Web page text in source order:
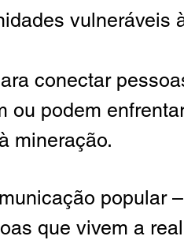
vulneráveis
conectar
ou podem
mineração.
popular –
que vivem a